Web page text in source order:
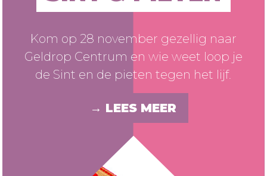
Kom op 28 november gezellig naar
Geldrop Centrum en wie weet loop je
de Sint en de pieten tegen het lijf.
→ LEES MEER